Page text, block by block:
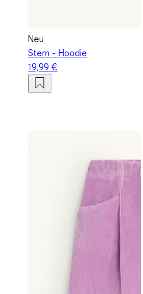
Neu
Stern - Hoodie
19,99 €